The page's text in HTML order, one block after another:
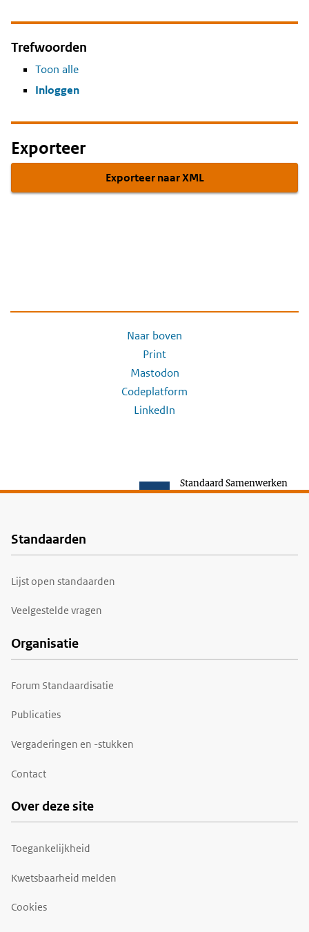
Trefwoorden
Toon alle
Inloggen
Exporteer
Exporteer naar XML
Naar boven
Print
Mastodon
Codeplatform
LinkedIn
Standaard Samenwerken
Voet
Standaarden
Lijst open standaarden
Veelgestelde vragen
Organisatie
Forum Standaardisatie
Publicaties
Vergaderingen en -stukken
Contact
Over deze site
Toegankelijkheid
Kwetsbaarheid melden
Cookies